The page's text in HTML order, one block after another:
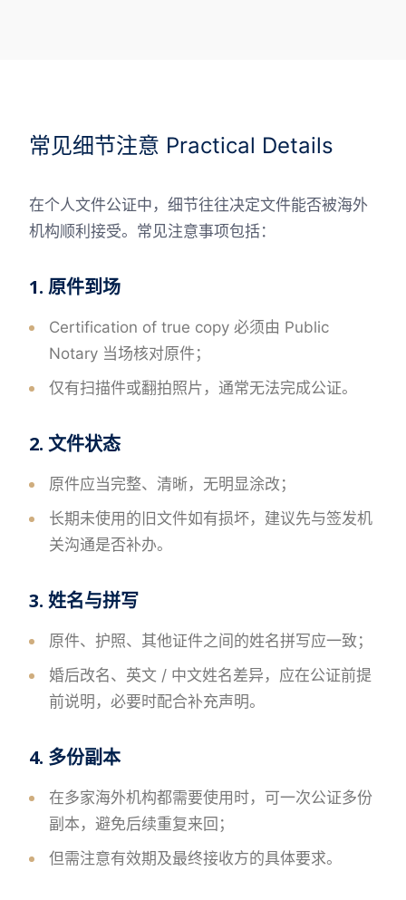
常见细节注意 Practical Details
在个人文件公证中，细节往往决定文件能否被海外
机构顺利接受。常见注意事项包括：
1. 原件到场
Certification of true copy 必须由 Public
Notary 当场核对原件；
仅有扫描件或翻拍照片，通常无法完成公证。
2. 文件状态
原件应当完整、清晰，无明显涂改；
长期未使用的旧文件如有损坏，建议先与签发机
关沟通是否补办。
3. 姓名与拼写
原件、护照、其他证件之间的姓名拼写应一致；
婚后改名、英文 / 中文姓名差异，应在公证前提
前说明，必要时配合补充声明。
4. 多份副本
在多家海外机构都需要使用时，可一次公证多份
副本，避免后续重复来回；
但需注意有效期及最终接收方的具体要求。